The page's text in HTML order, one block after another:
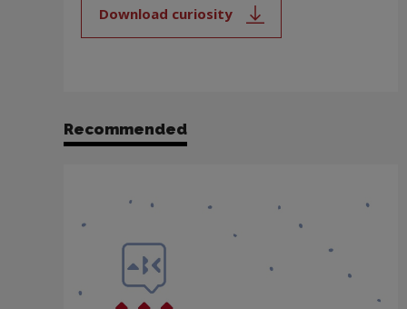
Download curiosity
Note, the link will open in a new
Recommended